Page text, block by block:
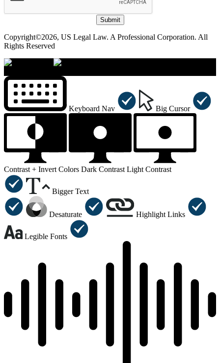
Submit
Copyright©2026, US Legal Law. A Professional Corporation. All
Rights Reserved
Keyboard Nav Big Cursor
Contrast + Invert Colors Dark Contrast Light Contrast
Bigger Text
Desaturate Highlight Links
Legible Fonts